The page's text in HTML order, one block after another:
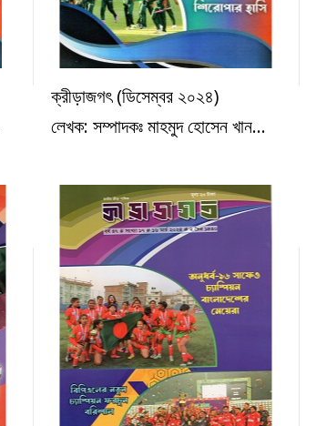
ক্রীড়াজগৎ (ডিসেম্বর ২০২৪)
লেখক: সম্পাদকঃ মাহমুদ হোসেন খান...
ক্রীড়া